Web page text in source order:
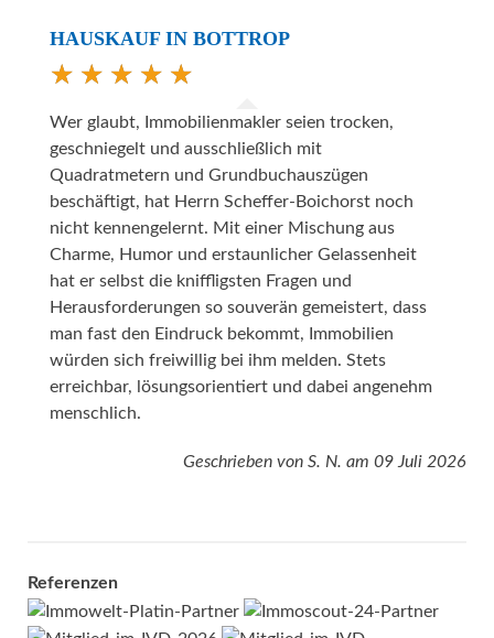
HAUSKAUF IN BOTTROP
Wer glaubt, Immobilienmakler seien trocken,
geschniegelt und ausschließlich mit
Quadratmetern und Grundbuchauszügen
beschäftigt, hat Herrn Scheffer-Boichorst noch
nicht kennengelernt. Mit einer Mischung aus
Charme, Humor und erstaunlicher Gelassenheit
hat er selbst die kniffligsten Fragen und
Herausforderungen so souverän gemeistert, dass
man fast den Eindruck bekommt, Immobilien
würden sich freiwillig bei ihm melden. Stets
erreichbar, lösungsorientiert und dabei angenehm
menschlich.
Geschrieben von S. N. am 09 Juli 2026
Referenzen